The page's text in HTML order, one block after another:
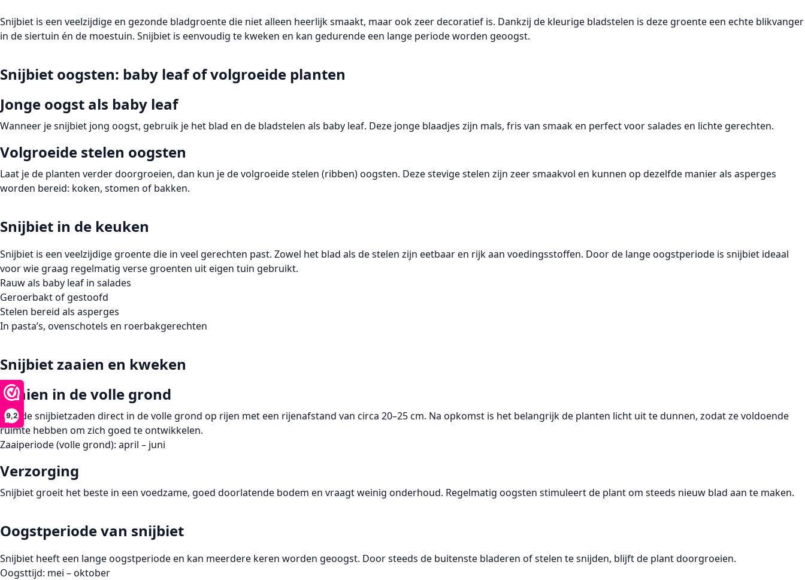
9,2
Snijbiet is een veelzijdige en gezonde bladgroente die niet alleen heerlijk smaakt, maar ook zeer decoratief is. Dankzij de kleurige bladstelen is deze groente een echte blikvanger
in desiertuin én de moestuin. Snijbiet is eenvoudig te kweken en kan gedurende een lange periode worden geoogst.
Snijbiet oogsten: baby leaf of volgroeide planten
Jonge oogst als baby leaf
Wanneer je snijbiet jong oogst, gebruik je het blad en de bladstelen als baby leaf. Deze jonge blaadjes zijn mals, fris van smaak en perfect voor salades en lichte gerechten.
Volgroeide stelen oogsten
Laat je de planten verder doorgroeien, dan kun je devolgroeide stelen (ribben)oogsten. Deze stevige stelen zijn zeer smaakvol en kunnen op dezelfde manier als asperges
worden bereid: koken, stomen of bakken.
Snijbiet in de keuken
Snijbiet is een veelzijdige groente die in veel gerechten past. Zowel het blad als de stelen zijn eetbaar en rijk aan voedingsstoffen. Door de lange oogstperiode is snijbiet ideaal
voor wie graag regelmatig verse groenten uit eigen tuin gebruikt.
Rauw als baby leaf in salades
Geroerbakt of gestoofd
Stelen bereid als asperges
In pasta’s, ovenschotels en roerbakgerechten
Snijbiet zaaien en kweken
Zaaien in de volle grond
Zaai desnijbietzaden direct in devolle grond op rijen met een rijenafstand van circa 20–25 cm. Na opkomst is het belangrijk de planten licht uit te dunnen, zodat ze voldoende
ruimte hebben om zich goed te ontwikkelen.
Zaaiperiode (volle grond): april – juni
Verzorging
Snijbiet groeit het beste in een voedzame, goed doorlatende bodem en vraagt weinig onderhoud. Regelmatig oogsten stimuleert de plant om steeds nieuw blad aan te maken.
Oogstperiode van snijbiet
Snijbiet heeft een lange oogstperiodeen kan meerdere keren worden geoogst. Door steeds de buitenste bladeren of stelen te snijden, blijft de plant doorgroeien.
Oogsttijd: mei – oktober